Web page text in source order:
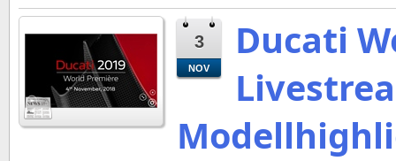
3
NOV
Ducati